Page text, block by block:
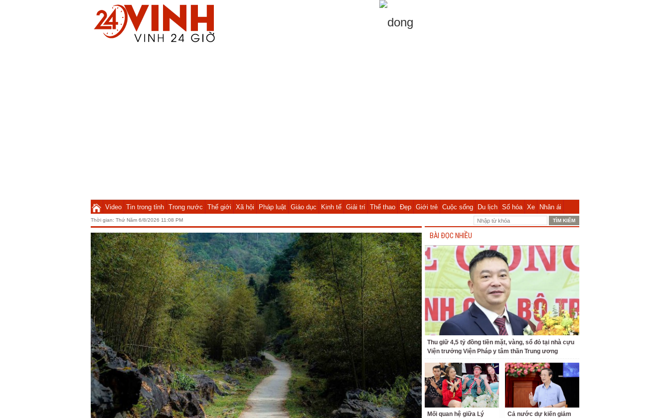
Video Tin trong tỉnh Trong nước Thế giới Xã hội Pháp luật Giáo dục Kinh tế Giải trí Thể thao Đẹp Giới trẻ Cuộc sống Du lịch Số hóa Xe Nhân ái
Thời gian: Thứ Năm 6/8/2026 11:08 PM
BÀI ĐỌC NHIỀU
Thu giữ 4,5 tỷ đồng tiền mặt, vàng, sổ đỏ tại nhà cựu
Viện trưởng Viện Pháp y tâm thần Trung ương
Mối quan hệ giữa Lý
Cả nước dự kiến giảm